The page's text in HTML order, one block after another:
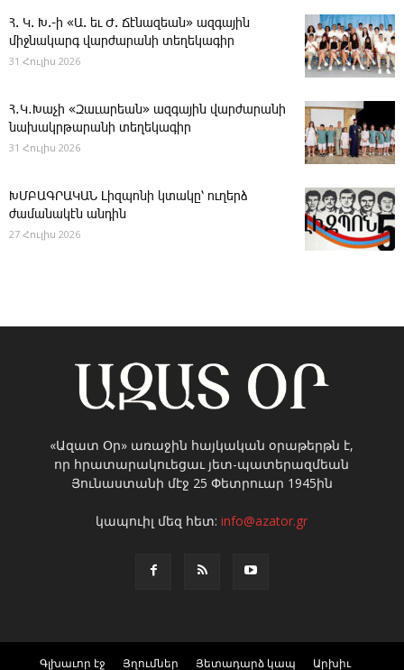
Հ. Կ. Խ.-ի «Ա. եւ Ժ. ­Ճէնազեան» ազգային
միջնակարգ վարժարանի տեղեկագիր
31 Հուլիս 2026
Հ․Կ․Խաչի «Զաւարեան» ազգային վարժարանի
նախակրթարանի տեղեկագիր
31 Հուլիս 2026
ԽՄԲԱԳՐԱԿԱՆ ­Լիզպոնի կտակը՝ ուղերձ
ժամանակէն անդին
27 Հուլիս 2026
«Ազատ Օր» առաջին հայկական օրաթերթն է,
որ հրատարակուեցաւ յետ-պատերազմեան
Յունաստանի մէջ 25 Փետրուար 1945ին
կապուիլ մեզ հետ:info@azator.gr
Գլխաւոր էջ Յղումներ Յետադարձ կապ Արխիւ